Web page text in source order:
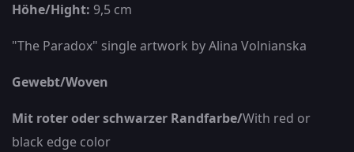
Höhe/Hight: 9,5 cm
"The Paradox" single artwork byAlina Volnianska
Gewebt/Woven
Mit roter oder schwarzer Randfarbe/With red or
black edge color